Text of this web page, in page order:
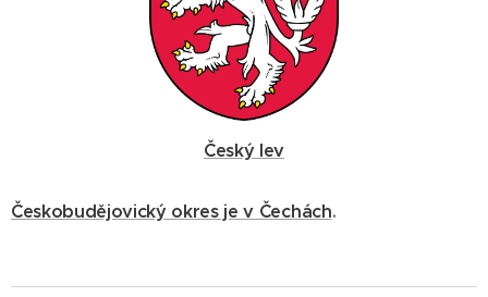
Český lev
Českobudějovický okres je v Čechách.